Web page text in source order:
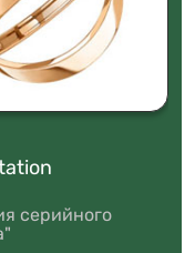
серийного